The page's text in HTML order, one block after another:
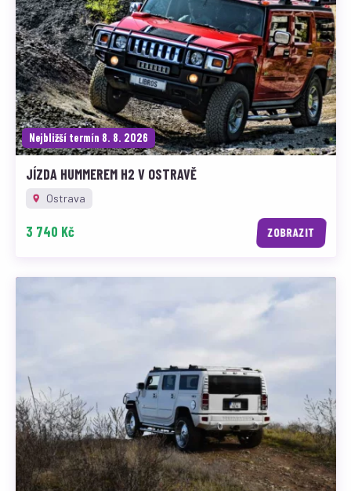
Nejbližší termín 8. 8. 2026
JÍZDA HUMMEREM H2 V OSTRAVĚ
Ostrava
3 740 Kč ZOBRAZIT